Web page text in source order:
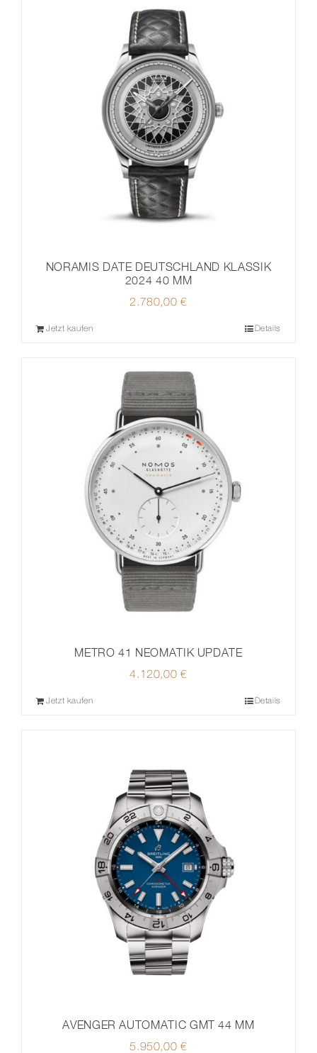
NORAMIS DATE DEUTSCHLAND KLASSIK
2024 40 MM
2.780,00€
Jetzt kaufen Details
METRO 41 NEOMATIK UPDATE
4.120,00€
Jetzt kaufen Details
AVENGER AUTOMATIC GMT 44 MM
5.950,00€